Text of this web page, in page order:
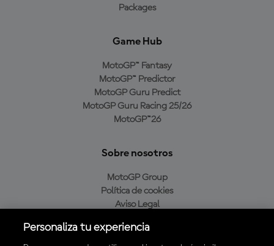
Packages
Game Hub
MotoGP™ Fantasy
MotoGP™ Predictor
MotoGP Guru Predict
MotoGP Guru Racing 25/26
MotoGP™26
Sobre nosotros
MotoGP Group
Política de cookies
Aviso Legal
Política de compra
Personaliza tu experiencia